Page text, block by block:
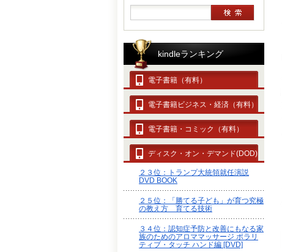
kindleランキング
電子書籍（有料）
電子書籍ビジネス・経済（有料）
電子書籍・コミック（有料）
ディスク・オン・デマンド(DOD)
２３位：トランプ大統領就任演説
DVD BOOK
２５位：「勝てる子ども」が育つ究極
の教え方 育てる技術
３４位：認知症予防と改善にもなる家
族のためのアロママッサージ ポラリ
ティブ・タッチ ハンド編 [DVD]